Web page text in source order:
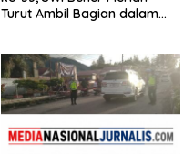
Turut Ambil Bagian dalam